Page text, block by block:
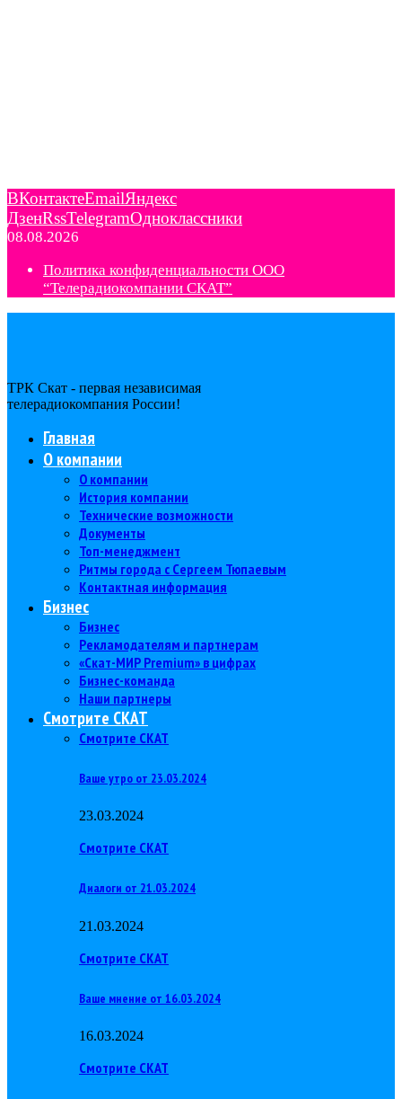
ВКонтактеEmailЯндекс
ДзенRssTelegramОдноклассники
08.08.2026
Политика конфиденциальности ООО
“Телерадиокомпании СКАТ”
ТРК Скат - первая независимая
телерадиокомпания Роcсии!
Главная
О компании
О компании
История компании
Технические возможности
Документы
Топ-менеджмент
Ритмы города с Сергеем Тюпаевым
Контактная информация
Бизнес
Бизнес
Рекламодателям и партнерам
«Скат-МИР Premium» в цифрах
Бизнес-команда
Наши партнеры
Смотрите СКАТ
Смотрите СКАТ
Ваше утро от 23.03.2024
23.03.2024
Смотрите СКАТ
Диалоги от 21.03.2024
21.03.2024
Смотрите СКАТ
Ваше мнение от 16.03.2024
16.03.2024
Смотрите СКАТ